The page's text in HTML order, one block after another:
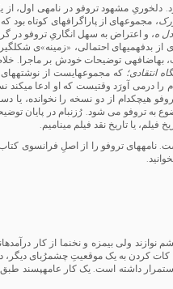
نامه­ی ردوبدل شده بین او و جاناتان رُزنبام در سال 1976، توجهم را جلب کرد. دلخوریِ مشهود تروفو در نامه­ی
، مجموعه­ای از پاراگراف­های کوتاه بود
ه، و اعتراض به سهل انگاریِ تروفو در
از بدفهمی­های احتمالی، «زمینه»ی
به­اضافه­ی توضیحات خودش بر ماجرا.
انتقادی؛ که مجموعه­ای­ست از
را در­می آورَد وقتی­ست که او ادعا می­کند
هیچ­کدام از دو نسخه را نخوانده، یا
به تروفو می شود. رُزنبام در پایان
یا تاریخ نقد فیلم می­نامیم.
نامه­های تروفو را از اصلِ فرانسوی
ولی بیمزه و نخ­نما از کار
کات کردن به یک موقعیتِ چشم­رُبای
داشته است. یک کار عامه­پسند